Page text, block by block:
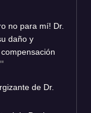
no para mí! Dr.
daño y
de Dr.